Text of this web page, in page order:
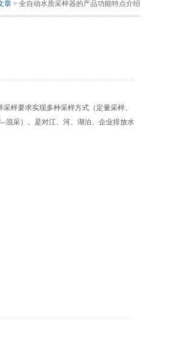
章 > 全自动水质采样器的产品功能特点介绍
样要求实现多种采样方式（定量采样、
混采）。是对江、河、湖泊、企业排放水